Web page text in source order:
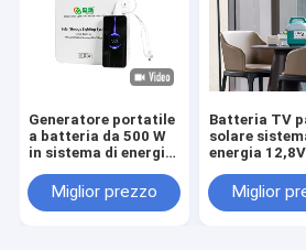
Generatore portatile
a batteria da 500 W
in sistema di energia
Miglior prezzo
Batteria TV
solare
energia 12,8V
Miglior